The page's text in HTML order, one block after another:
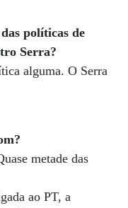
políticas de
Serra?
alguma. O Serra
metade das
ao PT, a